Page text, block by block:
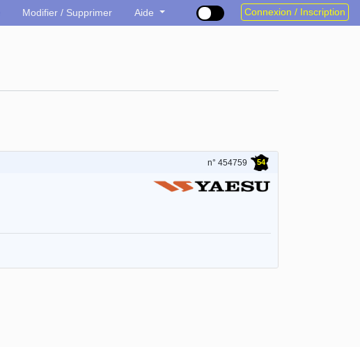
Modifier / Supprimer Aide Connexion / Inscription
n° 454759 54